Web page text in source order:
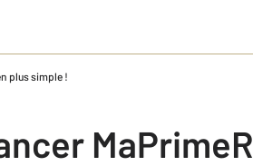
plus simple !